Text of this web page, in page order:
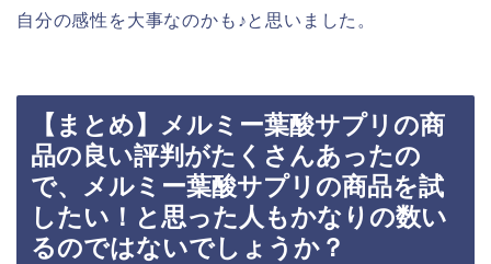
自分の感性を大事なのかも♪と思いました。
【まとめ】メルミー葉酸サプリの商
品の良い評判がたくさんあったの
で、メルミー葉酸サプリの商品を試
したい！と思った人もかなりの数い
るのではないでしょうか？